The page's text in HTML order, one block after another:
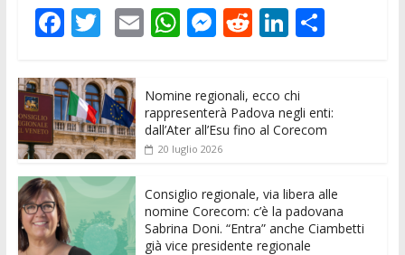
F
e
b
o
o
k
T
itt
er
E
l
W
s
A
p
p
M
ss
e
n
er
R
di
t
Li
k
e
dI
C
di
vi
Nomine regionali, ecco chi
rappresenterà Padova negli enti:
dall’Ater all’Esu fino al Corecom
20 luglio 2026
Consiglio regionale, via libera alle
nomine Corecom: c’è la padovana
Sabrina Doni. “Entra” anche Ciambetti
già vice presidente regionale